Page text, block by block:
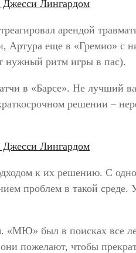
арендой
Артура еще в «Гремио»
нужный ритм игры в пас).
в «Барсе». Не лучший
решении –
к их решению. С
проблем в такой
«МЮ» был в поисках все
пожелают, чтобы